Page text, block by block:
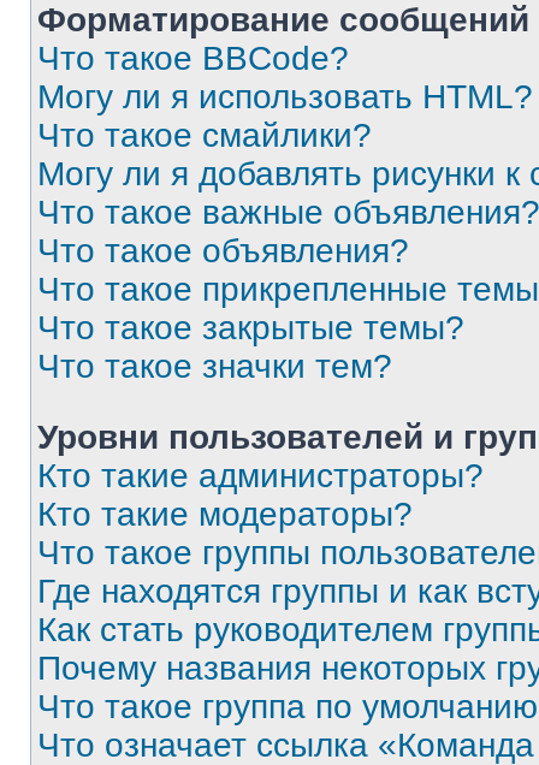
Форматирование
Что такое BBCode?
Могу ли я использовать HTML?
Что такое смайлики?
Могу ли я добавлять рисунки
Что такое важные объявления?
Что такое объявления?
Что такое прикрепленные
Что такое закрытые темы?
Что такое значки тем?
Уровни пользователей и
Кто такие администраторы?
Кто такие модераторы?
Что такое группы
Где находятся группы и как
Как стать руководителем
Почему названия некоторых
Что такое группа по
Что означает ссылка